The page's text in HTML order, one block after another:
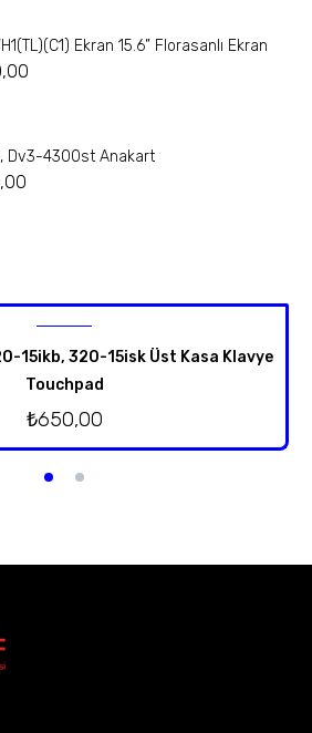
Ekran 15.6” Florasanlı Ekran
Dv3-4300st Anakart
15ikb, 320-15isk Üst Kasa Klavye
Touchpad
₺650,00